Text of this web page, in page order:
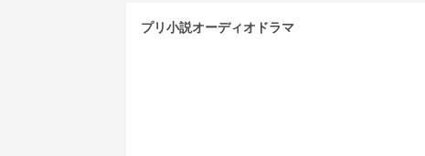
プリ小説オーディオドラマ